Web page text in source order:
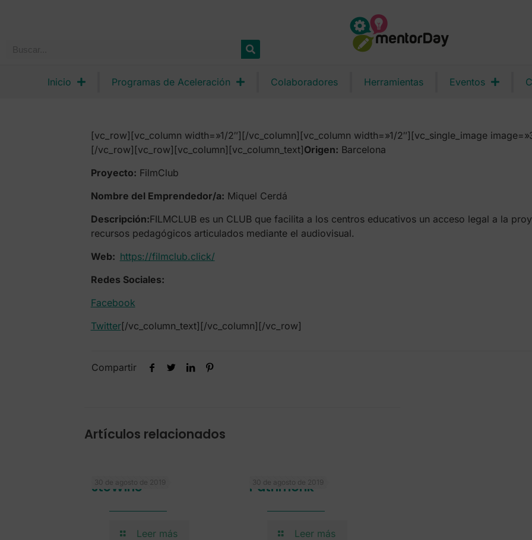
Inicio Programas de Aceleración Colaboradores Herramientas Eventos
[vc_row][vc_column width=»1/2″][/vc_column][vc_column width=»1/2″][vc_single_image
[/vc_row][vc_row][vc_column][vc_column_text]Origen: Barcelona
Proyecto: FilmClub
Nombre del Emprendedor/a: Miquel Cerdá
Descripción:FILMCLUB es un CLUB que facilita a los centros educativos un acceso legal a la
recursos pedagógicos articulados mediante el audiovisual.
Web: https://filmclub.click/
Redes Sociales:
Facebook
Twitter[/vc_column_text][/vc_column][/vc_row]
Compartir
Artículos relacionados
30 de agosto de 2019
steWine
Leer más
30 de agosto de 2019
Pathmonk
Leer más